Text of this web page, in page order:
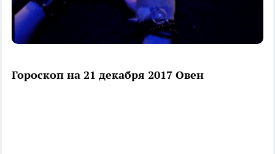
Гороскоп на 21 декабря 2017 Овен